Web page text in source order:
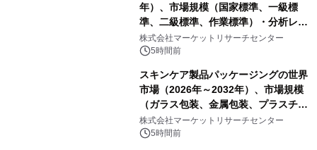
年）、市場規模（国家標準、一級標
準、二級標準、作業標準）・分析レポ
ートを発表
株式会社マーケットリサーチセンター
5時間前
スキンケア製品パッケージングの世界
市場（2026年～2032年）、市場規模
（ガラス包装、金属包装、プラスチッ
ク包装、その他）・分析レポートを発
表
株式会社マーケットリサーチセンター
5時間前